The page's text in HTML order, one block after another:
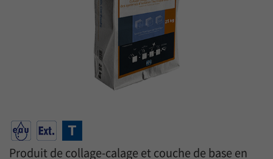
Produit de collage-calage et couche de base en